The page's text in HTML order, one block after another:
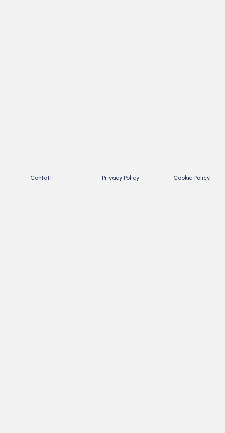
Contatti Privacy Policy Cookie Policy